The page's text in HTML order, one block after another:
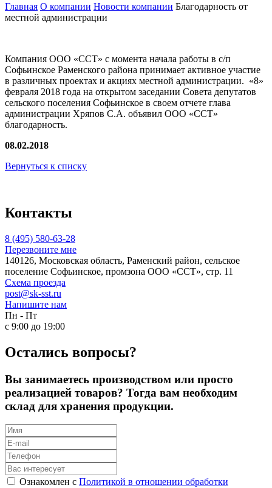
Главная О компании Новости компании Благодарность от
местной администрации
Компания ООО «ССТ» с момента начала работы в с/п
Софьинское Раменского района принимает активное участие
в различных проектах и акциях местной администрации. «8»
февраля 2018 года на открытом заседании Cовета депутатов
сельского поселения Софьинское в своем отчете глава
администрации Хряпов C.А. объявил ООО «ССТ»
благодарность.
08.02.2018
Вернуться к списку
Контакты
8 (495) 580-63-28
Перезвоните мне
140126, Московская область, Раменский район, сельское
поселение Софьинское, промзона ООО «ССТ», стр. 11
Схема проезда
post@sk-sst.ru
Напишите нам
Пн - Пт
с 9:00 до 19:00
Остались вопросы?
Вы занимаетесь производством или просто
реализацией товаров? Тогда вам необходим
склад для хранения продукции.
Ознакомлен с Политикой в отношении обработки